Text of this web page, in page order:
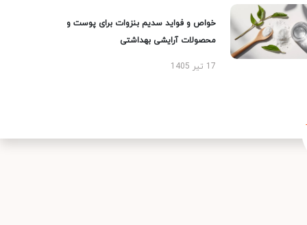
خواص و فواید سدیم بنزوات برای پوست و
محصولات آرایشی بهداشتی
17 تیر 1405